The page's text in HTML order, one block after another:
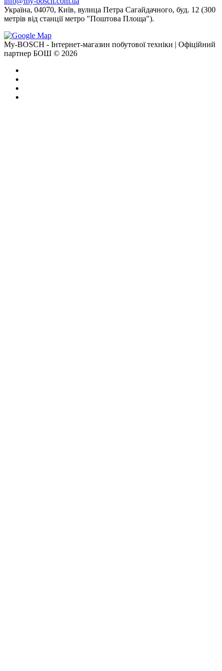
Україна, 04070, Київ, вулица Петра Сагайдачного, буд. 12 (300
метрів від станції метро "Поштова Площа").
My-BOSCH - Інтернет-магазин побутової техніки | Офіційний
партнер БОШ © 2026